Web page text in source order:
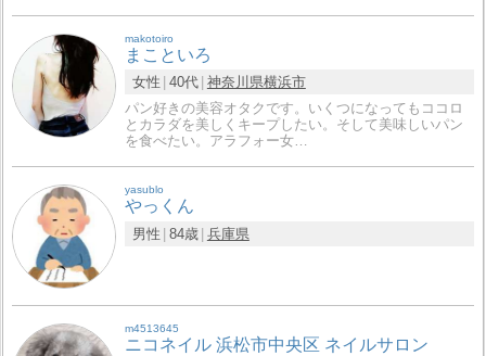
makotoiro
まこといろ
女性 40代 神奈川県横浜市
パン好きの美容オタクです。いくつになってもココロ
とカラダを美しくキープしたい。そして美味しいパン
を食べたい。アラフォー女…
yasublo
やっくん
男性 84歳 兵庫県
m4513645
ニコネイル 浜松市中央区 ネイルサロン